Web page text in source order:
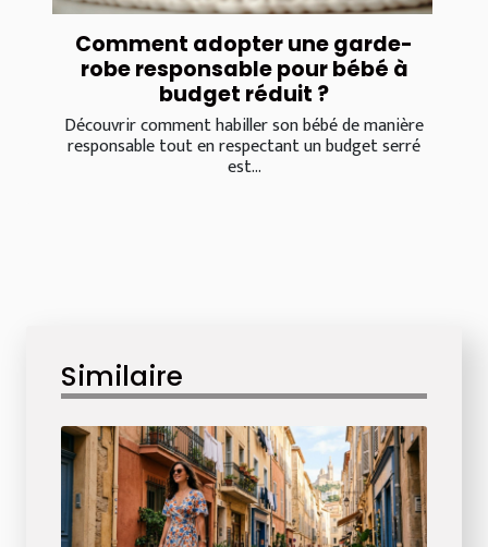
Comment adopter une garde-
robe responsable pour bébé à
budget réduit ?
Découvrir comment habiller son bébé de manière
responsable tout en respectant un budget serré
est...
Similaire